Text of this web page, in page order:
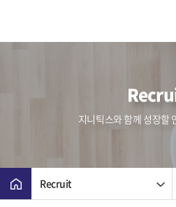
지니틱스와 함께 성장할
Recruit